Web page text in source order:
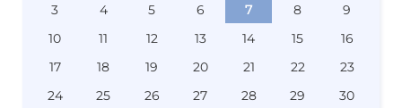
3
4 5 6 7 8
9
10
11 12 13 14 15
16
17
18 19 20 21 22
23
24
25 26 27 28 29 30